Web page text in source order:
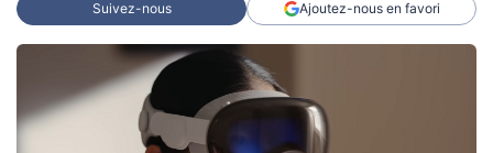
Suivez-nous Ajoutez-nous en favori